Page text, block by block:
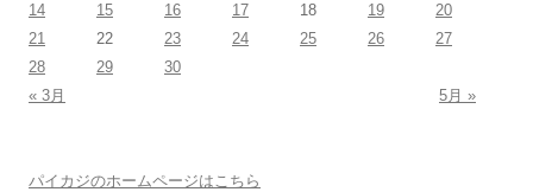
14
15 16 17 18 19
20
21
22 23 24 25 26
27
28
29
30
« 3月
5月 »
パイカジのホームページはこちら